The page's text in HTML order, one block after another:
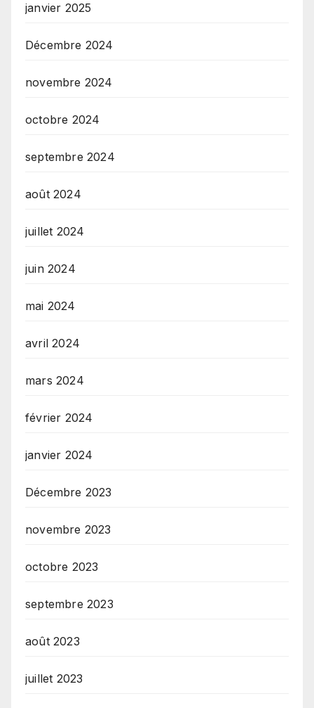
janvier 2025
Décembre 2024
novembre 2024
octobre 2024
septembre 2024
août 2024
juillet 2024
juin 2024
mai 2024
avril 2024
mars 2024
février 2024
janvier 2024
Décembre 2023
novembre 2023
octobre 2023
septembre 2023
août 2023
juillet 2023